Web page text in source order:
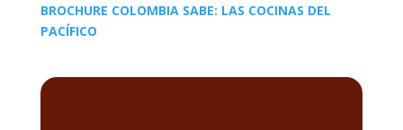
BROCHURE COLOMBIA SABE: LAS COCINAS DEL
PACÍFICO